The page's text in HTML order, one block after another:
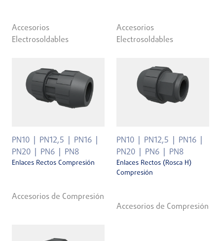
Accesorios
Electrosoldables
Accesorios
Electrosoldables
PN10 PN12,5
PN16
PN20
PN6 PN8
Enlaces Rectos Compresión
Accesorios de Compresión
PN10 PN12,5
PN16
PN20
PN6 PN8
Enlaces Rectos (Rosca H)
Compresión
Accesorios de Compresión